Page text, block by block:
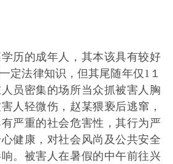
历的成年人，其本该具有较好
定法律知识，但其尾随年仅1１
员密集的场所当众抓被害人胸
人轻微伤，赵某猥亵后逃窜，
严重的社会危害性，其行为严
健康，对社会风尚及公共安全
。被害人在暑假的中午前往兴